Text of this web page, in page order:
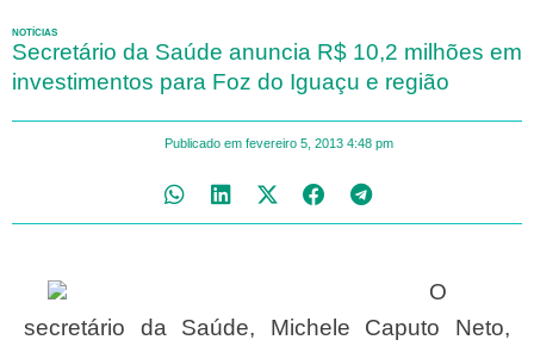
NOTÍCIAS
Secretário da Saúde anuncia R$ 10,2 milhões em
investimentos para Foz do Iguaçu e região
Publicado em fevereiro 5, 2013 4:48 pm
O
secretário da Saúde, Michele Caputo Neto,